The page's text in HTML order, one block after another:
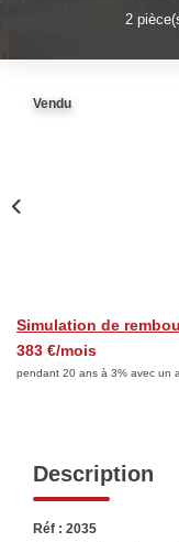
2
Vendu
Simulation de
383 €/mois
pendant 20 ans à 3% avec un
Description
Réf : 2035